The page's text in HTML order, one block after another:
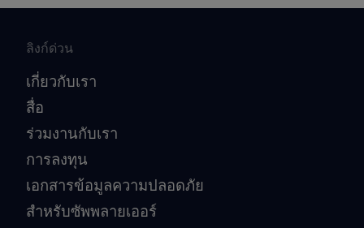
ลิงก์ด่วน
เกี่ยวกับเรา
สื่อ
ร่วมงานกับเรา
การลงทุน
เอกสารข้อมูลความปลอดภัย
สำหรับซัพพลายเออร์